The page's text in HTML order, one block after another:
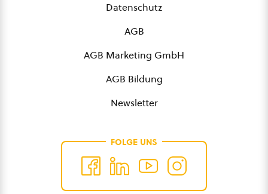
Datenschutz
AGB
AGB Marketing GmbH
AGB Bildung
Newsletter
FOLGE UNS